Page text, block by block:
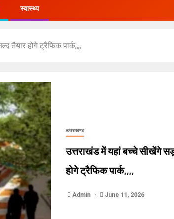
स्वास्थ्य
तैयार होगे ट्रैफिक पार्क,,,,
उत्तराखण्ड
उत्तराखंड में यहां बच्चे सीखेंगे
होगे ट्रैफिक पार्क,,,,
Admin June 11, 2026